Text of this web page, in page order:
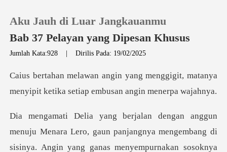
0
Riwayat Membaca
Aku Jauh di Luar Jangkauanmu
Bab 37 Pelayan yang Dipesan Khusus
Jumlah Kata:928 |Dirilis Pada: 19/02/2025
nggigit, matanya
menyipit ketika set
gnya mengembang di
sisinya. Angin yang ganas menyempurnakan sosoknya